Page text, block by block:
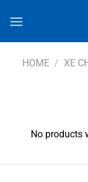
đến
HOME / XE
No products